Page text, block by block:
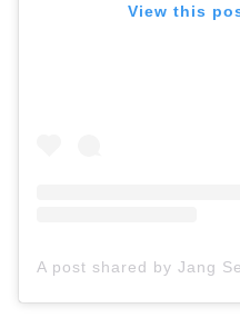
View this